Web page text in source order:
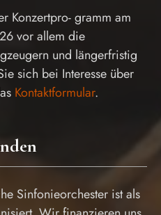
Konzertpro- gramm am
vor allem die
und längerfristig
sich bei Interesse über
Kontaktformular.
Sinfonieorchester ist als